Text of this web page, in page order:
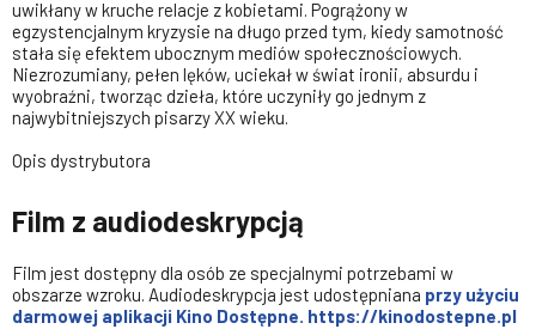
uwikłany w kruche relacje z kobietami. Pogrążony w
egzystencjalnym kryzysie na długo przed tym, kiedy samotność
stała się efektem ubocznym mediów społecznościowych.
Niezrozumiany, pełen lęków, uciekał w świat ironii, absurdu i
wyobraźni, tworząc dzieła, które uczyniły go jednym z
najwybitniejszych pisarzy XX wieku.
Opis dystrybutora
Film z audiodeskrypcją
Film jest dostępny dla osób ze specjalnymi potrzebami w
obszarze wzroku. Audiodeskrypcja jest udostępniana przy użyciu
darmowej aplikacji Kino Dostępne. https://kinodostepne.pl